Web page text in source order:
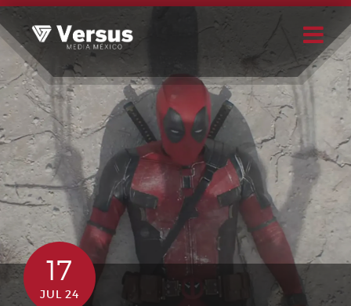
Skip
to
content
Buscar
Usuario
17
JUL 24